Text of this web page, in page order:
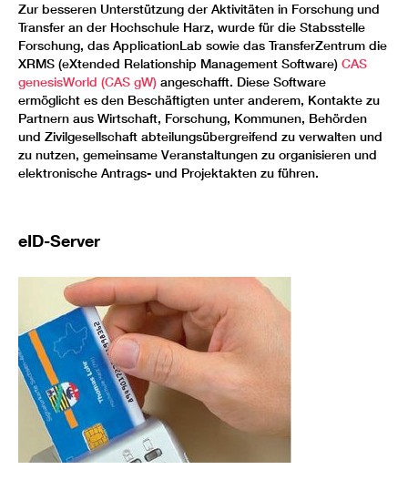
Zur besseren Unterstützung der Aktivitäten in Forschung und
Transfer an der Hochschule Harz, wurde für die Stabsstelle
Forschung, das ApplicationLab sowie das TransferZentrum die
XRMS (eXtended Relationship Management Software) CAS
genesisWorld (CAS gW) angeschafft. Diese Software
ermöglicht es den Beschäftigten unter anderem, Kontakte zu
Partnern aus Wirtschaft, Forschung, Kommunen, Behörden
und Zivilgesellschaft abteilungsübergreifend zu verwalten und
zu nutzen, gemeinsame Veranstaltungen zu organisieren und
elektronische Antrags- und Projektakten zu führen.
eID-Server